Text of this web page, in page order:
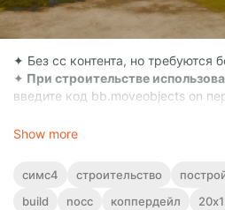
✦ Без сс контента, но требуются
✦ При строительстве
введите код bb.moveobjects on
участок отобразился в игре)
Show more
симс4 строительство
build
nocc коппердейл